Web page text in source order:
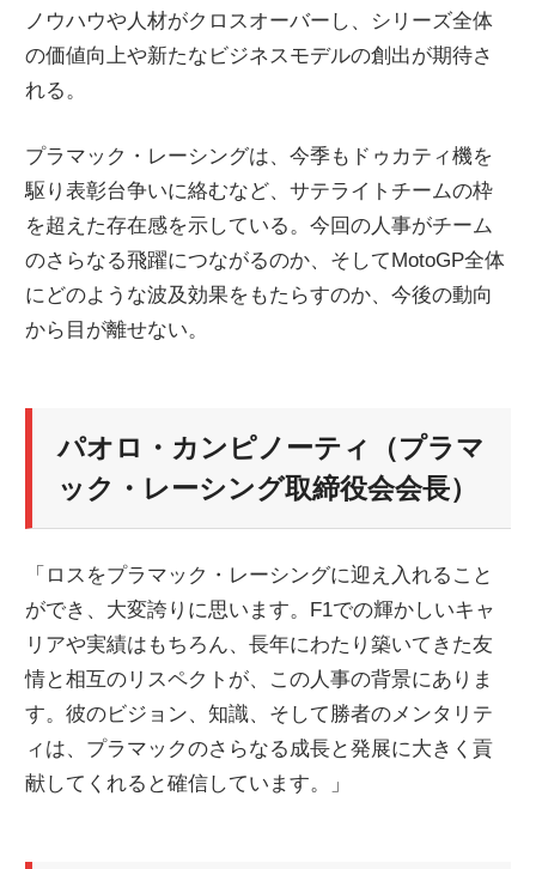
ノウハウや人材がクロスオーバーし、シリーズ全体
の価値向上や新たなビジネスモデルの創出が期待さ
れる。
プラマック・レーシングは、今季もドゥカティ機を
駆り表彰台争いに絡むなど、サテライトチームの枠
を超えた存在感を示している。今回の人事がチーム
のさらなる飛躍につながるのか、そしてMotoGP全体
にどのような波及効果をもたらすのか、今後の動向
から目が離せない。
パオロ・カンピノーティ（プラマ
ック・レーシング取締役会会長）
「ロスをプラマック・レーシングに迎え入れること
ができ、大変誇りに思います。F1での輝かしいキャ
リアや実績はもちろん、長年にわたり築いてきた友
情と相互のリスペクトが、この人事の背景にありま
す。彼のビジョン、知識、そして勝者のメンタリテ
ィは、プラマックのさらなる成長と発展に大きく貢
献してくれると確信しています。」